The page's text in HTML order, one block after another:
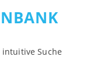
Suche